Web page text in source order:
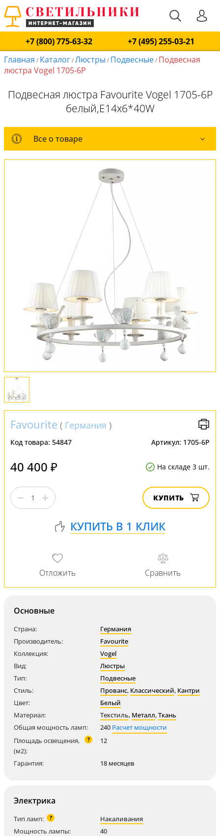
+7 (800) 775-63-32
+7 (495) 255-03-21
Главная / Каталог/Люстры / Подвесные/ Подвесная
люстра Vogel 1705-6P
Подвесная люстра Favourite Vogel 1705-6P
белый,E14x6*40W
Все о товаре
Все о товаре
Комплект лампочек
Вся коллекция
Оплата и доставка
Обмен и возврат
Установка
Отзывы
Favourite ( Германия )
Код товара: 54847 Артикул: 1705-6P
40 400 ₽ На складе 3 шт.
КУПИТЬ
Основные
Страна:
Германия
Производитель:
Favourite
Коллекция:
Vogel
Вид:
Люстры
Тип:
Подвесные
Стиль:
Прованс, Классический, Кантри
Цвет:
Белый
Материал:
Текстиль, Металл,Ткань
Общая мощность ламп:
240 Расчет мощности
Площадь освещения,
(м2):
? 12
Гарантия: 18 месяцев
Электрика
Тип ламп: ?
Накаливания
Мощность лампы:
40